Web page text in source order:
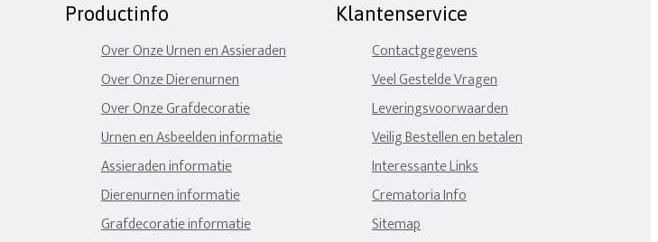
Productinfo
Over Onze Urnen en Assieraden
Over Onze Dierenurnen
Over Onze Grafdecoratie
Urnen en Asbeelden informatie
Assieraden informatie
Dierenurnen informatie
Grafdecoratie informatie
Klantenservice
Contactgegevens
Veel Gestelde Vragen
Leveringsvoorwaarden
Veilig Bestellen en betalen
Interessante Links
Crematoria Info
Sitemap